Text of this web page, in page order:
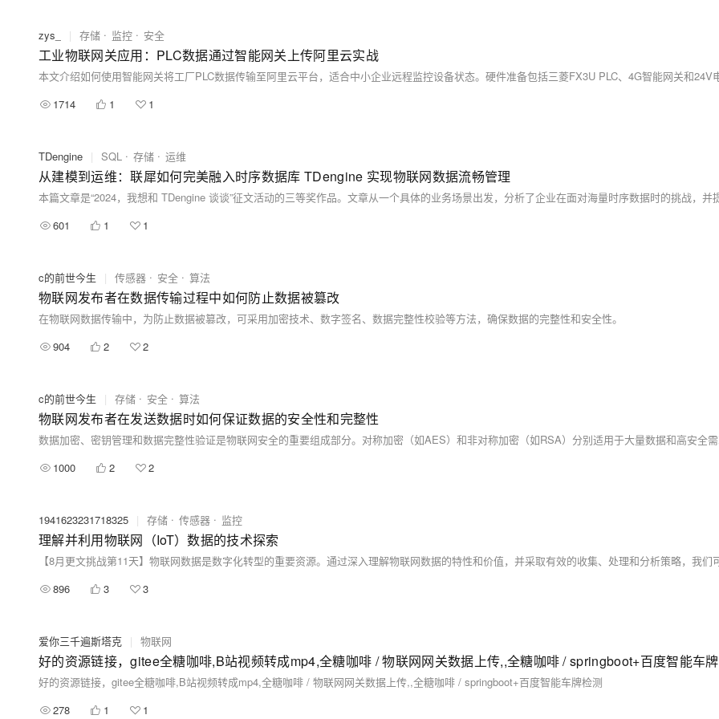
zys_ | 存储 监控 安全
工业物联网关应用：PLC数据通过智能网关上传阿里云实战
1714 1 1
TDengine | SQL 存储 运维
从建模到运维：联犀如何完美融入时序数据库 TDengine 实现物联网数据流畅管理
601 1 1
c的前世今生 | 传感器 安全 算法
物联网发布者在数据传输过程中如何防止数据被篡改
在物联网数据传输中，为防止数据被篡改，可采用加密技术、数字签名、数据完整性校验等方法，确保数据的完整性和安全性。
904
2 2
c的前世今生 | 存储 安全 算法
物联网发布者在发送数据时如何保证数据的安全性和完整性
1000 2 2
1941623231718325 | 存储 传感器 监控
理解并利用物联网（IoT）数据的技术探索
896 3 3
爱你三千遍斯塔克 | 物联网
好的资源链接，gitee全糖咖啡,B站视频转成mp4,全糖咖啡 / 物联网网关数据上传,,全糖咖啡 / springboot+百度智能车
好的资源链接，gitee全糖咖啡,B站视频转成mp4,全糖咖啡 / 物联网网关数据上传,,全糖咖啡 / springboot+百度智能车牌检测
278
1 1